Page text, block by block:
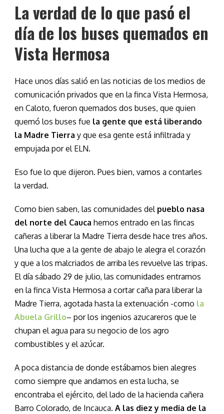
La verdad de lo que pasó el
día de los buses quemados en
Vista Hermosa
Hace unos días salió en las noticias de los medios de
comunicación privados que en la finca Vista Hermosa,
en Caloto, fueron quemados dos buses, que quien
quemó los buses fue la gente que está liberando
la Madre Tierra y que esa gente está infiltrada y
empujada por el ELN.
Eso fue lo que dijeron. Pues bien, vamos a contarles
la verdad.
Como bien saben, las comunidades del pueblo nasa
del norte del Cauca hemos entrado en las fincas
cañeras a liberar la Madre Tierra desde hace tres años.
Una lucha que a la gente de abajo le alegra el corazón
y que a los malcriados de arriba les revuelve las tripas.
El día sábado 29 de julio, las comunidades entramos
en la finca Vista Hermosa a cortar caña para liberar la
Madre Tierra, agotada hasta la extenuación -como la
Abuela Grillo– por los ingenios azucareros que le
chupan el agua para su negocio de los agro
combustibles y el azúcar.
A poca distancia de donde estábamos bien alegres
como siempre que andamos en esta lucha, se
encontraba el ejército, del lado de la hacienda cañera
Barro Colorado, de Incauca. A las diez y media de la